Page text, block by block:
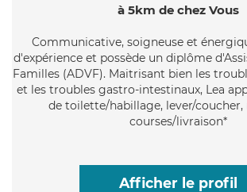
à 5km de chez Vous
Communicative, soigneuse et
d'expérience et possède un diplôme
Familles (ADVF). Maitrisant bien les
et les troubles gastro-intestinaux, Lea
de toilette/habillage, lever/
courses/livraison*
Afficher le profil